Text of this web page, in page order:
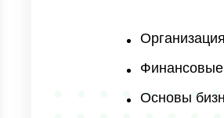
Финансовые
Основы